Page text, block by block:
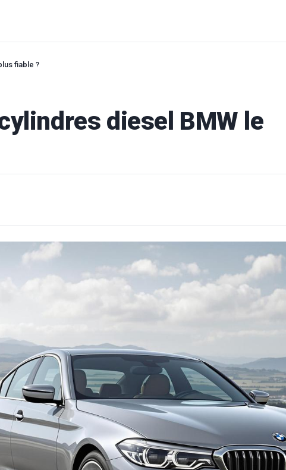
fiable ?
diesel BMW le